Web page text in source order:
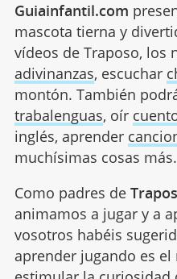
Guiainfantil.com
mascota tierna y
vídeos de Traposo, los
adivinanzas, escuchar
montón. También
trabalenguas, oír
inglés, aprender
muchísimas cosas más.
Como padres de
animamos a jugar y a
vosotros habéis
aprender jugando es